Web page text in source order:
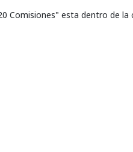
Comisiones" esta dentro de la